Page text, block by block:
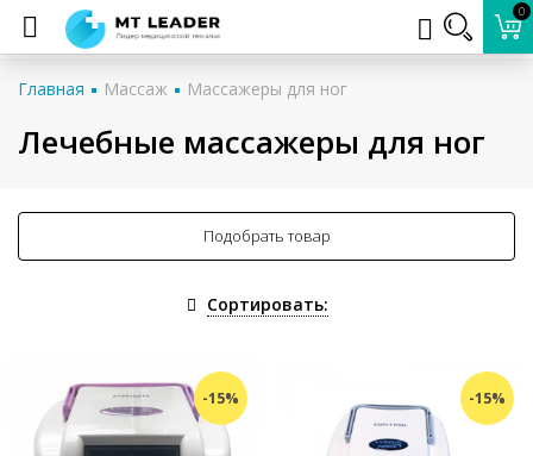
0
Главная Массаж Массажеры для ног
Лечебные массажеры для ног
Подобрать товар
Сортировать:
-15% -15%